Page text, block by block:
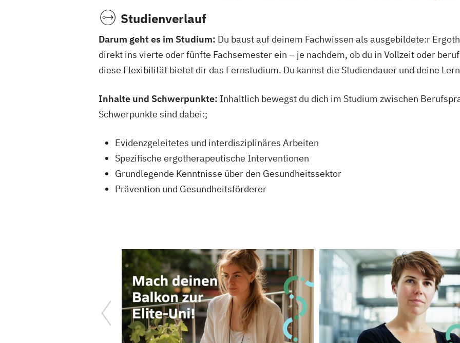
Studienverlauf
Darum geht es im Studium: Du baust auf deinem Fachwissen als ausgebildete:r
direkt ins vierte oder fünfte Fachsemester ein – je nachdem, ob du in Vollzeit oder
diese Flexibilität bietet dir das Fernstudium. Du kannst die Studiendauer und deine
Inhalte und Schwerpunkte: Inhaltlich bewegst du dich im Studium zwischen
Schwerpunkte sind dabei:;
Evidenzgeleitetes und interdisziplinäres Arbeiten
Spezifische ergotherapeutische Interventionen
Grundlegende Kenntnisse über den Gesundheitssektor
Prävention und Gesundheitsförderer